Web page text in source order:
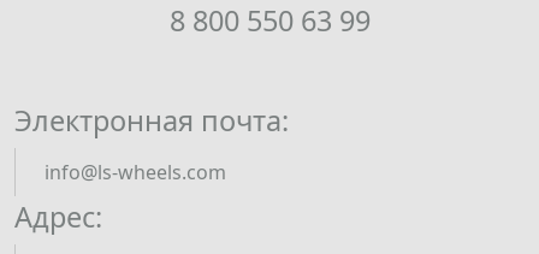
Адрес:
8 800 550 63 99
Электронная почта:
info@ls-wheels.com